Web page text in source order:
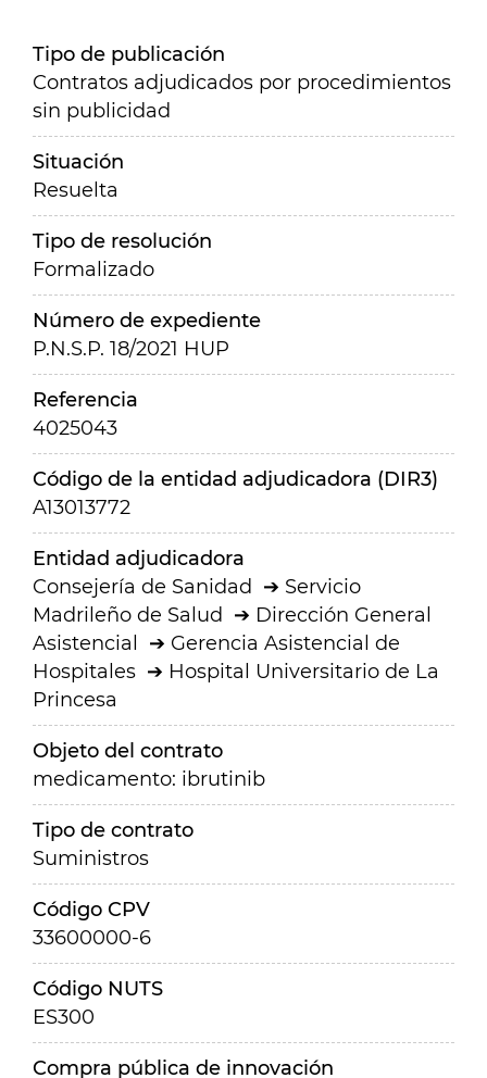
Tipo de publicación
Contratos adjudicados por procedimientos
sin publicidad
Situación
Resuelta
Tipo de resolución
Formalizado
Número de expediente
P.N.S.P. 18/2021 HUP
Referencia
4025043
Código de la entidad adjudicadora (DIR3)
A13013772
Entidad adjudicadora
Consejería de Sanidad
Servicio
Madrileño de Salud
Dirección General
Asistencial
Gerencia Asistencial de
Hospitales
Hospital Universitario de La
Princesa
Objeto del contrato
medicamento: ibrutinib
Tipo de contrato
Suministros
Código CPV
33600000-6
Código NUTS
ES300
Compra pública de innovación